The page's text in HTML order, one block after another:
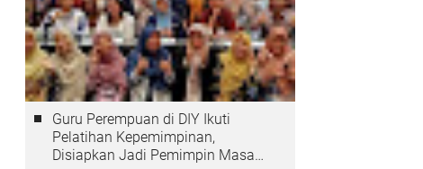
Guru Perempuan di DIY Ikuti
Pelatihan Kepemimpinan,
Disiapkan Jadi Pemimpin Masa